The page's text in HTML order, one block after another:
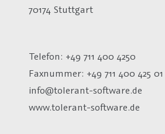
70174 Stuttgart
Telefon: +49 711 400 4250
Faxnummer: +49 711 400 425 01
info@tolerant-software.de
www.tolerant-software.de